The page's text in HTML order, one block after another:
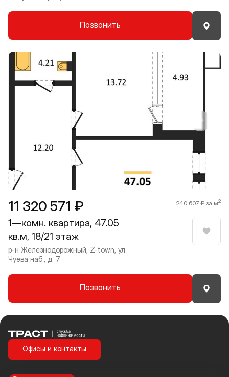
Позвонить
11 320 571 ₽ 240 607 ₽ за м2
1—комн. квартира, 47.05
кв.м, 18/21 этаж
р-н Железнодорожный, Z-town, ул.
Чуева наб., д. 7
Позвонить
1 / 8
Прокрутить влево
Траст | Служба недвижимости
Офисы и контакты